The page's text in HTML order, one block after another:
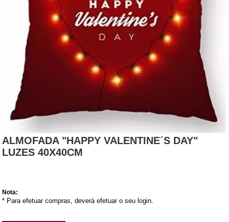
ALMOFADA "HAPPY VALENTINE´S DAY"
LUZES 40X40CM
Nota:
* Para efetuar compras, deverá efetuar o seu login.